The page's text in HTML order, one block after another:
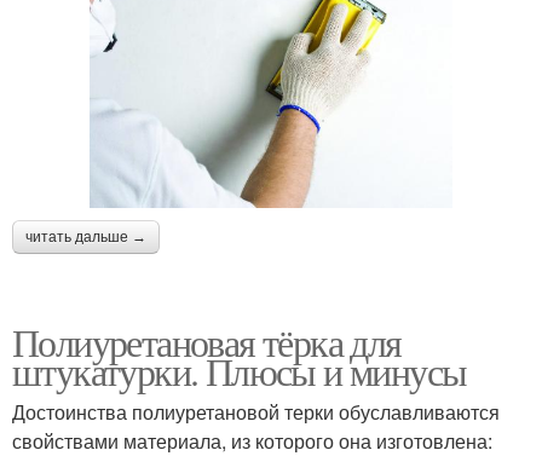
читать дальше →
Полиуретановая тёрка для
штукатурки. Плюсы и минусы
Достоинства полиуретановой терки обуславливаются
свойствами материала, из которого она изготовлена: